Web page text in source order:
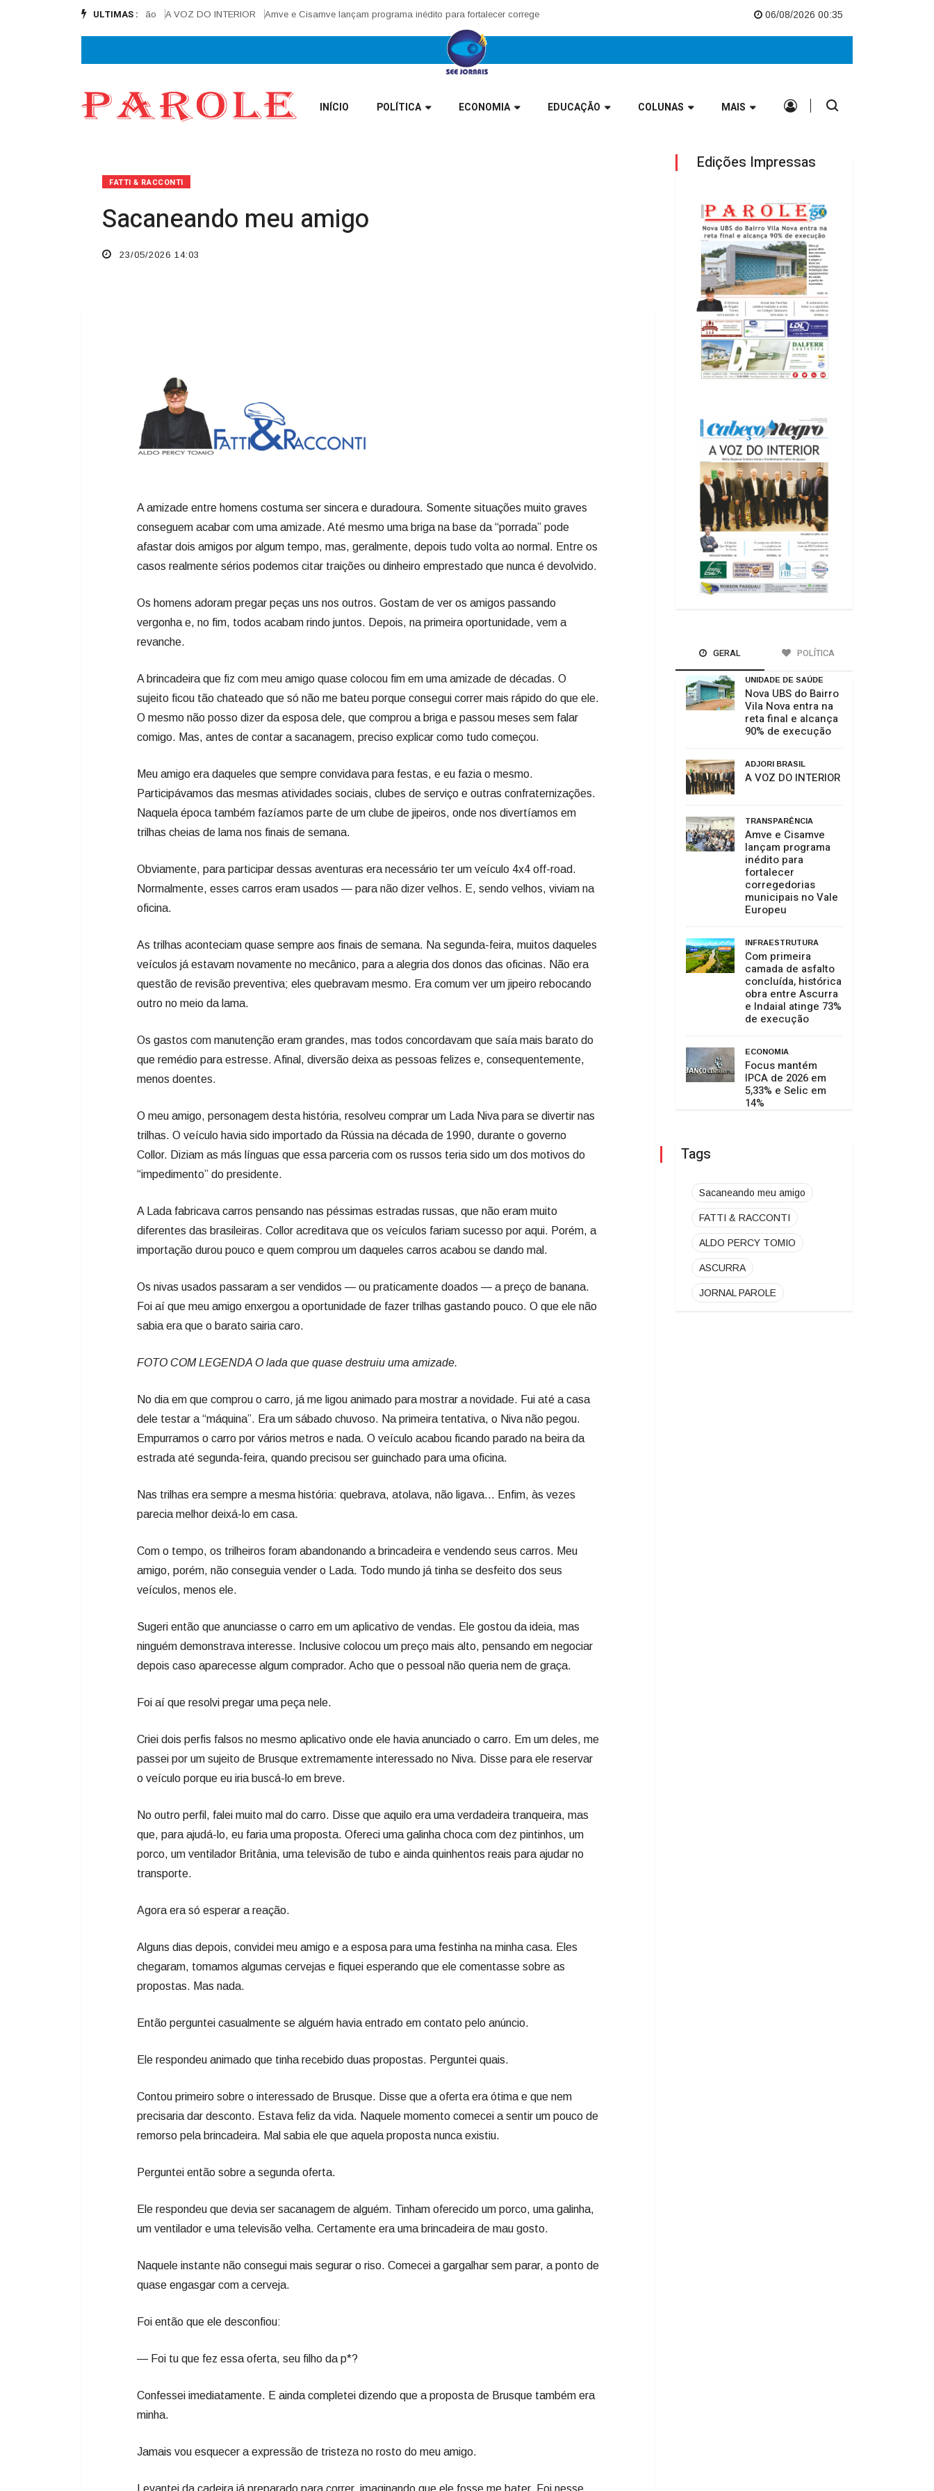
ULTIMAS :
e alcança 90% de execução A VOZ DO INTERIOR Amve e Cisamve lançam programa inédito para fortalecer corregedorias municipais no Vale Europeu Nova UBS do Bairro Vila Nova entra na reta final e alcança
06/08/2026 00:35
INÍCIO POLÍTICA ECONOMIA EDUCAÇÃO COLUNAS MAIS
FATTI & RACCONTI
Sacaneando meu amigo
23/05/2026 14:03
A amizade entre homens costuma ser sincera e duradoura. Somente situações muito graves
conseguem acabar com uma amizade. Até mesmo uma briga na base da “porrada” pode
afastar dois amigos por algum tempo, mas, geralmente, depois tudo volta ao normal. Entre os
casos realmente sérios podemos citar traições ou dinheiro emprestado que nunca é devolvido.
Os homens adoram pregar peças uns nos outros. Gostam de ver os amigos passando
vergonha e, no fim, todos acabam rindo juntos. Depois, na primeira oportunidade, vem a
revanche.
A brincadeira que fiz com meu amigo quase colocou fim em uma amizade de décadas. O
sujeito ficou tão chateado que só não me bateu porque consegui correr mais rápido do que ele.
O mesmo não posso dizer da esposa dele, que comprou a briga e passou meses sem falar
comigo. Mas, antes de contar a sacanagem, preciso explicar como tudo começou.
Meu amigo era daqueles que sempre convidava para festas, e eu fazia o mesmo.
Participávamos das mesmas atividades sociais, clubes de serviço e outras confraternizações.
Naquela época também fazíamos parte de um clube de jipeiros, onde nos divertíamos em
trilhas cheias de lama nos finais de semana.
Obviamente, para participar dessas aventuras era necessário ter um veículo 4x4 off-road.
Normalmente, esses carros eram usados — para não dizer velhos. E, sendo velhos, viviam na
oficina.
As trilhas aconteciam quase sempre aos finais de semana. Na segunda-feira, muitos daqueles
veículos já estavam novamente no mecânico, para a alegria dos donos das oficinas. Não era
questão de revisão preventiva; eles quebravam mesmo. Era comum ver um jipeiro rebocando
outro no meio da lama.
Os gastos com manutenção eram grandes, mas todos concordavam que saía mais barato do
que remédio para estresse. Afinal, diversão deixa as pessoas felizes e, consequentemente,
menos doentes.
O meu amigo, personagem desta história, resolveu comprar um Lada Niva para se divertir nas
trilhas. O veículo havia sido importado da Rússia na década de 1990, durante o governo
Collor. Diziam as más línguas que essa parceria com os russos teria sido um dos motivos do
“impedimento” do presidente.
A Lada fabricava carros pensando nas péssimas estradas russas, que não eram muito
diferentes das brasileiras. Collor acreditava que os veículos fariam sucesso por aqui. Porém, a
importação durou pouco e quem comprou um daqueles carros acabou se dando mal.
Os nivas usados passaram a ser vendidos — ou praticamente doados — a preço de banana.
Foi aí que meu amigo enxergou a oportunidade de fazer trilhas gastando pouco. O que ele não
sabia era que o barato sairia caro.
FOTO COM LEGENDA O lada que quase destruiu uma amizade.
No dia em que comprou o carro, já me ligou animado para mostrar a novidade. Fui até a casa
dele testar a “máquina”. Era um sábado chuvoso. Na primeira tentativa, o Niva não pegou.
Empurramos o carro por vários metros e nada. O veículo acabou ficando parado na beira da
estrada até segunda-feira, quando precisou ser guinchado para uma oficina.
Nas trilhas era sempre a mesma história: quebrava, atolava, não ligava… Enfim, às vezes
parecia melhor deixá-lo em casa.
Com o tempo, os trilheiros foram abandonando a brincadeira e vendendo seus carros. Meu
amigo, porém, não conseguia vender o Lada. Todo mundo já tinha se desfeito dos seus
veículos, menos ele.
Sugeri então que anunciasse o carro em um aplicativo de vendas. Ele gostou da ideia, mas
ninguém demonstrava interesse. Inclusive colocou um preço mais alto, pensando em negociar
depois caso aparecesse algum comprador. Acho que o pessoal não queria nem de graça.
Foi aí que resolvi pregar uma peça nele.
Criei dois perfis falsos no mesmo aplicativo onde ele havia anunciado o carro. Em um deles, me
passei por um sujeito de Brusque extremamente interessado no Niva. Disse para ele reservar
o veículo porque eu iria buscá-lo em breve.
No outro perfil, falei muito mal do carro. Disse que aquilo era uma verdadeira tranqueira, mas
que, para ajudá-lo, eu faria uma proposta. Ofereci uma galinha choca com dez pintinhos, um
porco, um ventilador Britânia, uma televisão de tubo e ainda quinhentos reais para ajudar no
transporte.
Agora era só esperar a reação.
Alguns dias depois, convidei meu amigo e a esposa para uma festinha na minha casa. Eles
chegaram, tomamos algumas cervejas e fiquei esperando que ele comentasse sobre as
propostas. Mas nada.
Então perguntei casualmente se alguém havia entrado em contato pelo anúncio.
Ele respondeu animado que tinha recebido duas propostas. Perguntei quais.
Contou primeiro sobre o interessado de Brusque. Disse que a oferta era ótima e que nem
precisaria dar desconto. Estava feliz da vida. Naquele momento comecei a sentir um pouco de
remorso pela brincadeira. Mal sabia ele que aquela proposta nunca existiu.
Perguntei então sobre a segunda oferta.
Ele respondeu que devia ser sacanagem de alguém. Tinham oferecido um porco, uma galinha,
um ventilador e uma televisão velha. Certamente era uma brincadeira de mau gosto.
Naquele instante não consegui mais segurar o riso. Comecei a gargalhar sem parar, a ponto de
quase engasgar com a cerveja.
Foi então que ele desconfiou:
— Foi tu que fez essa oferta, seu filho da p*?
Confessei imediatamente. E ainda completei dizendo que a proposta de Brusque também era
minha.
Jamais vou esquecer a expressão de tristeza no rosto do meu amigo.
Edições Impressas
GERAL POLÍTICA
UNIDADE DE SAÚDE
Nova UBS do Bairro
Vila Nova entra na
reta final e alcança
90% de execução
ADJORI BRASIL
A VOZ DO INTERIOR
TRANSPARÊNCIA
Amve e Cisamve
lançam programa
inédito para
fortalecer
corregedorias
municipais no Vale
Europeu
INFRAESTRUTURA
Com primeira
camada de asfalto
concluída, histórica
obra entre Ascurra
e Indaial atinge 73%
de execução
ECONOMIA
Focus mantém
IPCA de 2026 em
5,33% e Selic em
14%
Tags
Sacaneando meu amigo
FATTI & RACCONTI
ALDO PERCY TOMIO
ASCURRA
JORNAL PAROLE